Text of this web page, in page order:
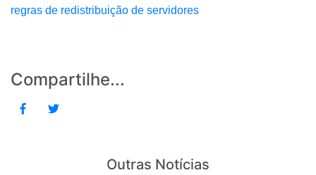
regras de redistribuição de servidores
Compartilhe...
Outras Notícias